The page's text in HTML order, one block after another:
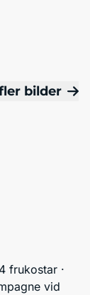
bilder
frukostar ·
vid